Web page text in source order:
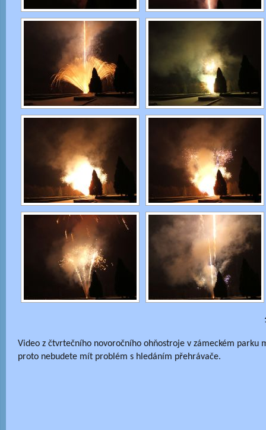
Video z čtvrtečního novoročního ohňostroje v zámeckém parku
proto nebudete mít problém s hledáním přehrávače.